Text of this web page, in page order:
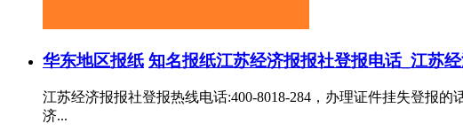
华东地区报纸 知名报纸江苏经济报报社登报电话_江苏
江苏经济报报社登报热线电话:400-8018-284，办理证件挂失登报
济...